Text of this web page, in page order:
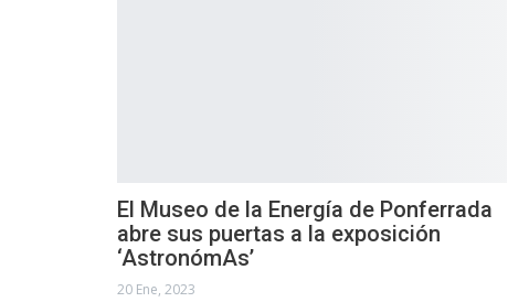
El Museo de la Energía de Ponferrada
abre sus puertas a la exposición
‘AstronómAs’
20 Ene, 2023